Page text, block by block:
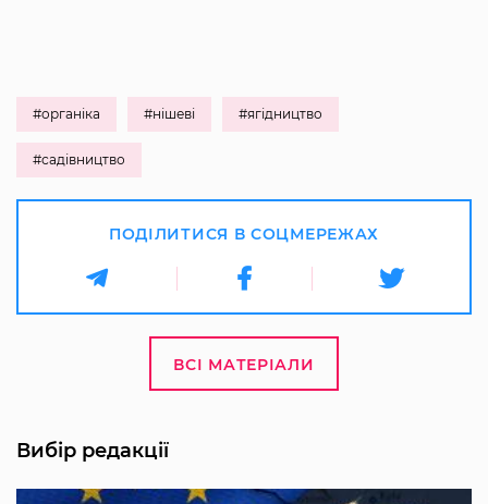
#органіка #нішеві #ягідництво
#садівництво
ПОДІЛИТИСЯ В СОЦМЕРЕЖАХ
ВСІ МАТЕРІАЛИ
Вибір редакції